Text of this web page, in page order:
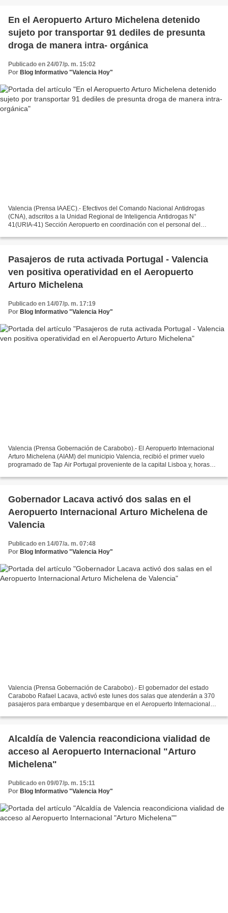
En el Aeropuerto Arturo Michelena detenido
sujeto por transportar 91 dediles de presunta
droga de manera intra- orgánica
Publicado en 24/07/p. m. 15:02
Por Blog Informativo "Valencia Hoy"
Valencia (Prensa IAAEC).- Efectivos del Comando Nacional Antidrogas
(CNA), adscritos a la Unidad Regional de Inteligencia Antidrogas N°
41(URIA-41) Sección Aeropuerto en coordinación con el personal del
Pasajeros de ruta activada Portugal - Valencia
ven positiva operatividad en el Aeropuerto
Arturo Michelena
Publicado en 14/07/p. m. 17:19
Por Blog Informativo "Valencia Hoy"
Valencia (Prensa Gobernación de Carabobo).- El Aeropuerto Internacional
Arturo Michelena (AIAM) del municipio Valencia, recibió el primer vuelo
programado de Tap Air Portugal proveniente de la capital Lisboa y, horas
Gobernador Lacava activó dos salas en el
Aeropuerto Internacional Arturo Michelena de
Valencia
Publicado en 14/07/a. m. 07:48
Por Blog Informativo "Valencia Hoy"
Valencia (Prensa Gobernación de Carabobo).- El gobernador del estado
Carabobo Rafael Lacava, activó este lunes dos salas que atenderán a 370
pasajeros para embarque y desembarque en el Aeropuerto Internacional
Alcaldía de Valencia reacondiciona vialidad de
acceso al Aeropuerto Internacional "Arturo
Michelena"
Publicado en 09/07/p. m. 15:11
Por Blog Informativo "Valencia Hoy"